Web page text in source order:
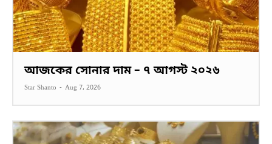
আজকের সোনার দাম – ৭ আগস্ট ২০২৬
Star Shanto - Aug 7, 2026